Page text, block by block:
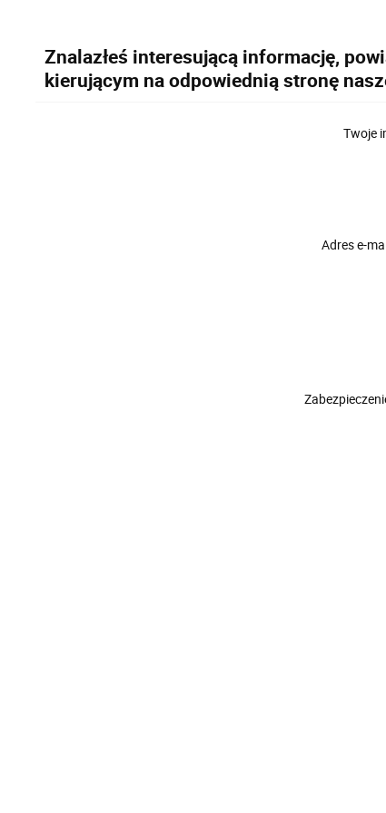
Znalazłeś interesującą informację,
kierującym na odpowiednią stronę
Twoje
Adres e-